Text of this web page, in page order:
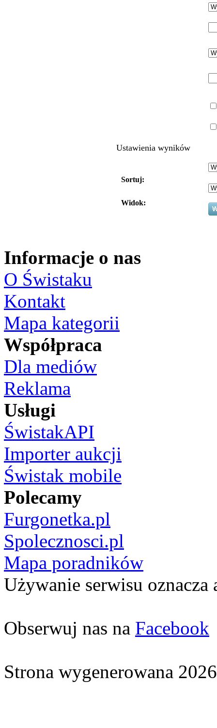
Ustawienia wyników
Sortuj:
Widok:
Informacje o nas
O Świstaku
Kontakt
Mapa kategorii
Współpraca
Dla mediów
Reklama
Usługi
ŚwistakAPI
Importer aukcji
Świstak mobile
Polecamy
Furgonetka.pl
Spolecznosci.pl
Mapa poradników
Używanie serwisu oznacza
Obserwuj nas na Facebook
Strona wygenerowana